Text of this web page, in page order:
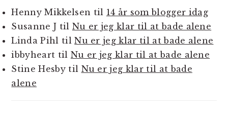
Henny Mikkelsen til 14 år som blogger idag
Susanne J til Nu er jeg klar til at bade alene
Linda Pihl tilNu er jeg klar til at bade alene
ibbyheart til Nu er jeg klar til at bade alene
Stine Hesbytil Nu er jeg klar til at bade
alene